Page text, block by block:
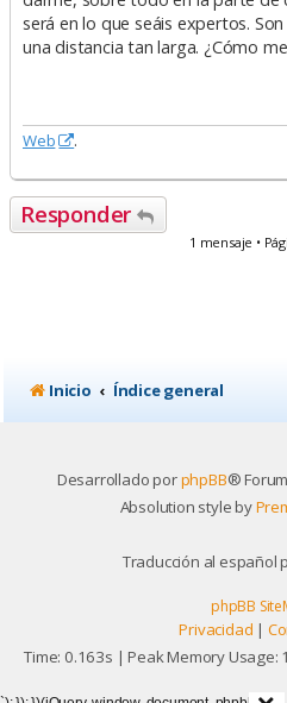
será en lo que seáis expertos.
una distancia tan larga. ¿Cómo
Web .
Responder
1 mensaje •
Inicio Índice general
Desarrollado porphpBB®
Absolution style by
Traducción al español
phpBB
Privacidad |
Time: 0.163s | Peak Memory Usage: